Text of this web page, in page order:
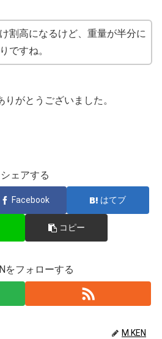
割高になるけど、重量が半分に
ですね。
がとうございました。
シェアする
Facebook はてブ
コピー
をフォローする
M.KEN